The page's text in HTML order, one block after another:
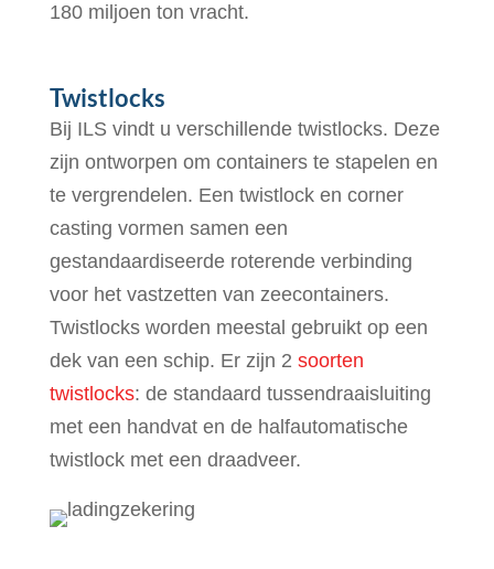
180 miljoen ton vracht.
Twistlocks
Bij ILS vindt u verschillende twistlocks. Deze
zijn ontworpen om containers te stapelen en
te vergrendelen. Een twistlock en corner
casting vormen samen een
gestandaardiseerde roterende verbinding
voor het vastzetten van zeecontainers.
Twistlocks worden meestal gebruikt op een
dek van een schip. Er zijn 2 soorten
twistlocks: de standaard tussendraaisluiting
met een handvat en de halfautomatische
twistlock met een draadveer.